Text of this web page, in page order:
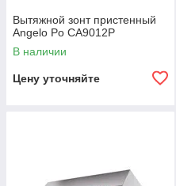
Вытяжной зонт пристенный
Angelo Po CA9012P
В наличии
Цену уточняйте